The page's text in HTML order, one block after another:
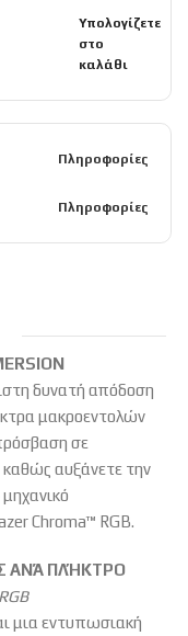
Υπολογίζετε
στο
καλάθι
Πληροφορίες
Πληροφορίες
δυνατή απόδοση
μακροεντολών
σε
καθώς αυξάνετε την
Chroma™ RGB.
ΑΝΆ ΠΛΉΚΤΡΟ
μια εντυπωσιακή